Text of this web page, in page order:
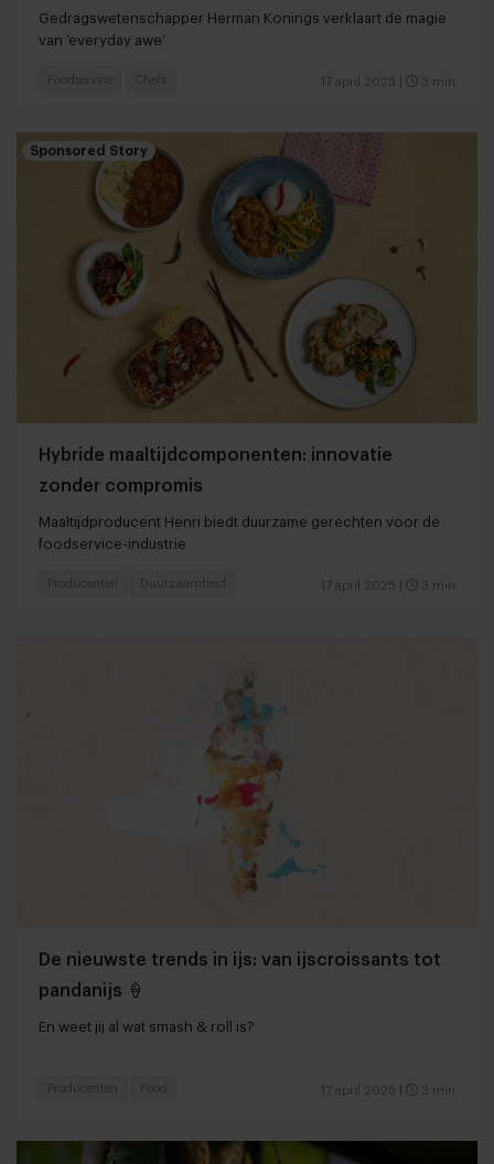
Gedragswetenschapper Herman Konings verklaart de magie
van ‘everyday awe’
17 april 2025 3 min
Foodservice Chefs
Sponsored Story
Hybride maaltijdcomponenten: innovatie
zonder compromis
Maaltijdproducent Henri biedt duurzame gerechten voor de
foodservice-industrie
17 april 2025 3 min
Producenten Duurzaamheid
De nieuwste trends in ijs: van ijscroissants tot
pandanijs 🍦
En weet jij al wat smash & roll is?
17 april 2025 3 min
Producenten Food